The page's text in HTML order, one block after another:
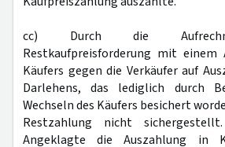
cc) Durch die
Restkaufpreisforderung mit einem
Käufers gegen die Verkäufer auf
Darlehens, das lediglich durch
Wechseln des Käufers besichert
Restzahlung nicht
Angeklagte die Auszahlung in